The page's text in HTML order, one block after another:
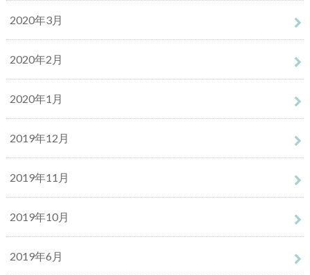
2020年3月
2020年2月
2020年1月
2019年12月
2019年11月
2019年10月
2019年6月